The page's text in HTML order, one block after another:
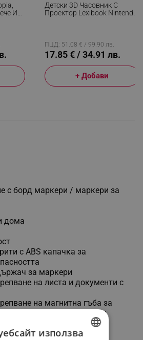
И
Детски 3D Часовник С
Проектор Lexibook Nintendo
ПЦД: 51.08 € / 99.90 лв.
17.85 € / 34.91 лв.
+ Добави
с борд маркери / маркери за
дома
с ABS капачка за
за маркери
на листа и документи с
на магнитна гъба за
към дъската, заради
използва